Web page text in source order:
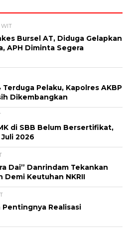
WIT
Bursel AT, Diduga Gelapkan
APH Diminta Segera
Pelaku, Kapolres AKBP
Dikembangkan
di SBB Belum Bersertifikat,
2026
Dai” Danrindam Tekankan
Keutuhan NKRII
Pentingnya Realisasi